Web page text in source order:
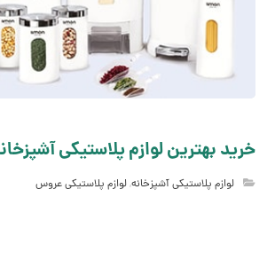
خرید بهترین لوازم پلاستیکی
لوازم پلاستیکی آشپزخانه,لوازم پلاستیکی عروس